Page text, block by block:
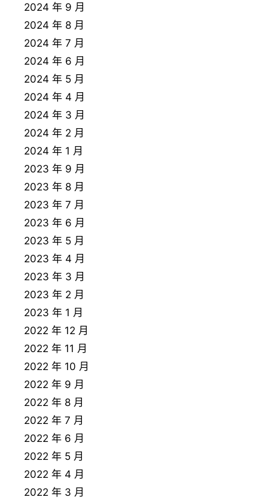
2024 年 9 月
2024 年 8 月
2024 年 7 月
2024 年 6 月
2024 年 5 月
2024 年 4 月
2024 年 3 月
2024 年 2 月
2024 年 1 月
2023 年 9 月
2023 年 8 月
2023 年 7 月
2023 年 6 月
2023 年 5 月
2023 年 4 月
2023 年 3 月
2023 年 2 月
2023 年 1 月
2022 年 12 月
2022 年 11 月
2022 年 10 月
2022 年 9 月
2022 年 8 月
2022 年 7 月
2022 年 6 月
2022 年 5 月
2022 年 4 月
2022 年 3 月